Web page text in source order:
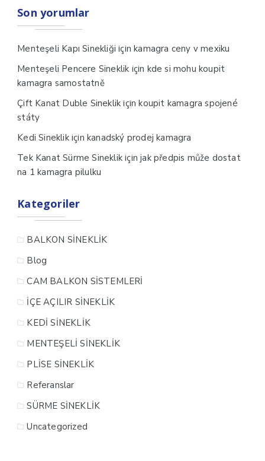
Son yorumlar
Menteşeli Kapı Sinekliği içinkamagra ceny v mexiku
Menteşeli Pencere Sineklik için kde si mohu koupit
kamagra samostatně
Çift Kanat Duble Sineklik içinkoupit kamagra spojené
státy
Kedi Sineklikiçin kanadský prodej kamagra
Tek Kanat Sürme Sineklikiçinjak předpis může dostat
na 1 kamagra pilulku
Kategoriler
BALKON SİNEKLİK
Blog
CAM BALKON SİSTEMLERİ
İÇE AÇILIR SİNEKLİK
KEDİ SİNEKLİK
MENTEŞELİ SİNEKLİK
PLİSE SİNEKLİK
Referanslar
SÜRME SİNEKLİK
Uncategorized